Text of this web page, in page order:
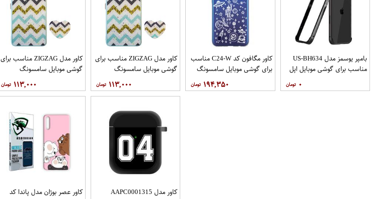
بامپر یوسمز مدل US-BH634
مناسب برای گوشی موبایل اپل
۰
کاور مگافون کد C24-W مناسب
برای گوشی موبایل سامسونگ
۱۹۴,۳۵۰
کاور مدل ZIGZAG مناسب برای
گوشی موبایل سامسونگ
Galaxy A72 به همراه پایه
نگهدارنده
۱۱۳,۰۰۰
کاور مدل ZIGZAG مناسب برای
گوشی موبایل سامسونگ
Galaxy A71 به همراه پایه
نگهدارنده
۱۱۳,۰۰۰
کاور مدل AAPC0001315
کاور عصر بوژان مدل پاندا کد